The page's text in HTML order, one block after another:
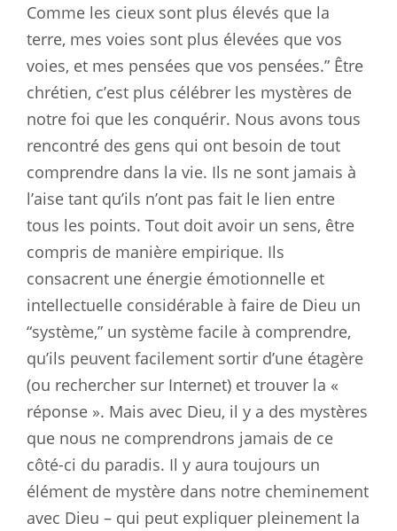
Comme les cieux sont plus élevés que la
terre, mes voies sont plus élevées que vos
voies, et mes pensées que vos pensées.” Être
chrétien, c’est plus célébrer les mystères de
notre foi que les conquérir. Nous avons tous
rencontré des gens qui ont besoin de tout
comprendre dans la vie. Ils ne sont jamais à
l’aise tant qu’ils n’ont pas fait le lien entre
tous les points. Tout doit avoir un sens, être
compris de manière empirique. Ils
consacrent une énergie émotionnelle et
intellectuelle considérable à faire de Dieu un
“système,” un système facile à comprendre,
qu’ils peuvent facilement sortir d’une étagère
(ou rechercher sur Internet) et trouver la «
réponse ». Mais avec Dieu, il y a des mystères
que nous ne comprendrons jamais de ce
côté-ci du paradis. Il y aura toujours un
élément de mystère dans notre cheminement
avec Dieu – qui peut expliquer pleinement la